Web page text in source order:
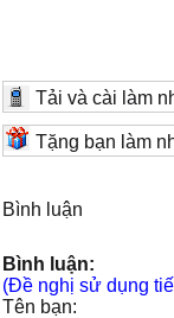
Tải và cài làm
Tặng bạn làm
Bình luận
Bình luận:
(Đề nghị sử dụng
Tên bạn: